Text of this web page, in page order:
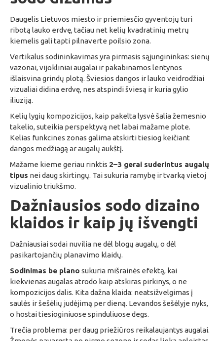
Daugelis Lietuvos miesto ir priemiesčio gyventojų turi
ribotą lauko erdvę, tačiau net kelių kvadratinių metrų
kiemelis gali tapti pilnaverte poilsio zona.
Vertikalus sodininkavimas yra pirmasis sąjungininkas: sienų
vazonai, vijokliniai augalai ir pakabinamos lentynos
išlaisvina grindų plotą. Šviesios dangos ir lauko veidrodžiai
vizualiai didina erdvę, nes atspindi šviesą ir kuria gylio
iliuziją.
Kelių lygių kompozicijos, kaip pakelta lysvė šalia žemesnio
takelio, suteikia perspektyvą net labai mažame plote.
Kelias funkcines zonas galima atskirti tiesiog keičiant
dangos medžiagą ar augalų aukštį.
Mažame kieme geriau rinktis 2–3 gerai suderintus augalų
tipus nei daug skirtingų. Tai sukuria ramybę ir tvarką vietoj
vizualinio triukšmo.
Dažniausios sodo dizaino
klaidos ir kaip jų išvengti
Dažniausiai sodai nuvilia ne dėl blogų augalų, o dėl
pasikartojančių planavimo klaidų.
Sodinimas be plano sukuria mišrainės efektą, kai
kiekvienas augalas atrodo kaip atskiras pirkinys, o ne
kompozicijos dalis. Kita dažna klaida: neatsižvelgimas į
saulės ir šešėlių judėjimą per dieną. Levandos šešėlyje nyks,
o hostai tiesioginiuose spinduliuose degs.
Trečia problema: per daug priežiūros reikalaujantys augalai.